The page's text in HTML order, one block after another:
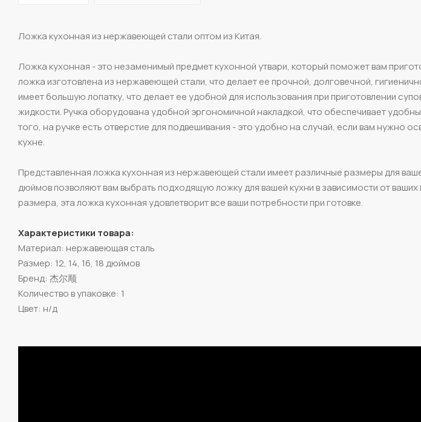
Ложка кухонная из нержавеющей стали оптом из Китая.
Ложка кухонная - это незаменимый предмет кухонной утвари, который поможет вам
ложка изготовлена из нержавеющей стали, что делает ее прочной, долговечной,
имеет большую лопатку, что делает ее удобной для использования при приготовлении
жидкости. Ручка оборудована удобной эргономичной накладкой, что обеспечивает
того, на ручке есть отверстие для подвешивания - это удобно на случай, если вам нужно
кухне.
Представленная ложка кухонная из нержавеющей стали имеет различные размеры для
дюймов позволяют вам выбрать подходящую ложку для вашей кухни в зависимости от
размера, эта ложка кухонная удовлетворит все ваши потребности при готовке.
Характеристики товара:
Материал: нержавеющая сталь
Размер: 12, 14, 16, 18 дюймов
Бренд: 杰尔顺
Количество в упаковке: 1
Цвет: н/д